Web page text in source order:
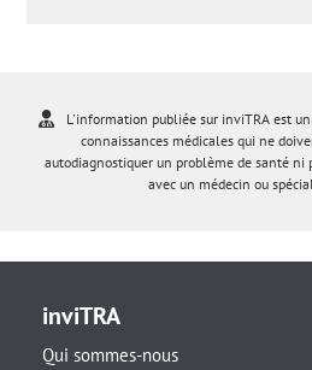
L'information publiée sur inviTRA est
connaissances médicales qui ne
autodiagnostiquer un problème de santé
avec un médecin ou
inviTRA
Qui sommes-nous